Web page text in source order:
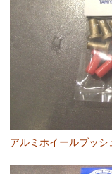
アルミホイールブッ